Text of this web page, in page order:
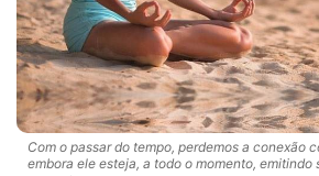
Com o passar do tempo, perdemos a conexão
embora ele esteja, a todo o momento, emitindo